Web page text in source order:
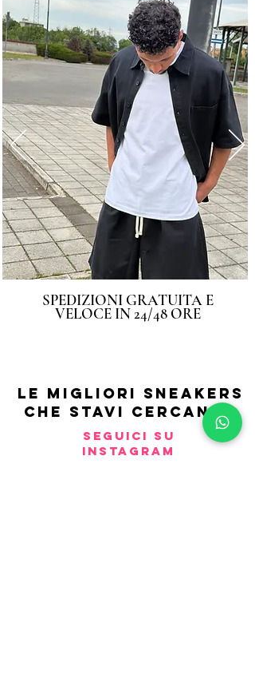
SPEDIZIONI GRATUITA E
VELOCE IN 24/48 ORE
LE MIGLIORI SNEAKERS
CHE STAVI CERCANDO
SEGUICI SU
INSTAGRAM